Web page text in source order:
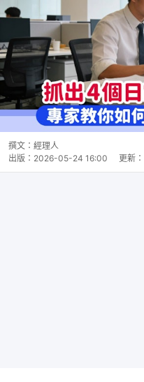
撰文： 經理人
出版： 2026-05-24 16:00 更新：